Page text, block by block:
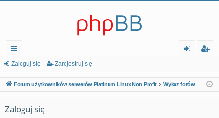
ię
ce
j…
og
uj
ej
es
Zaloguj się Zarejestruj się
Forum użytkowników serwerów Platinum Linux Non Profit Wykaz forów
Zaloguj się